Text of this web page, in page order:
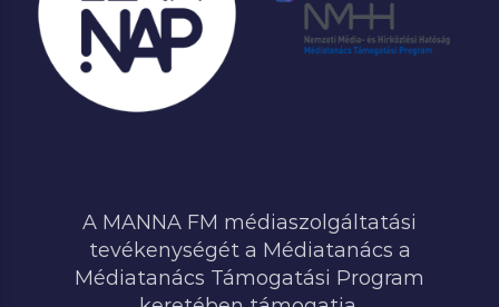
A MANNA FM médiaszolgáltatási
tevékenységét a Médiatanács a
Médiatanács Támogatási Program